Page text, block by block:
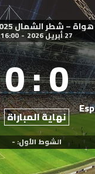
– شطر الشمال 2025-2026
27 أبريل 2026 -
16:00
0
:
0
نهاية المباراة
الشوط الأول: -